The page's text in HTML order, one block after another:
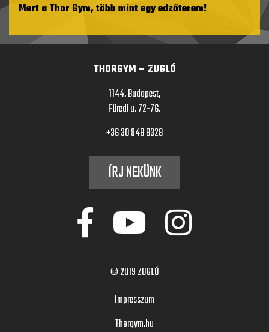
Mert a Thor Gym, több mint egy edzőterem!
THORGYM – ZUGLÓ
1144. Budapest,
Füredi u. 72-76.
+36 30 948 8328
ÍRJ NEKÜNK
© 2019ZUGLÓ
Impresszum
Thorgym.hu